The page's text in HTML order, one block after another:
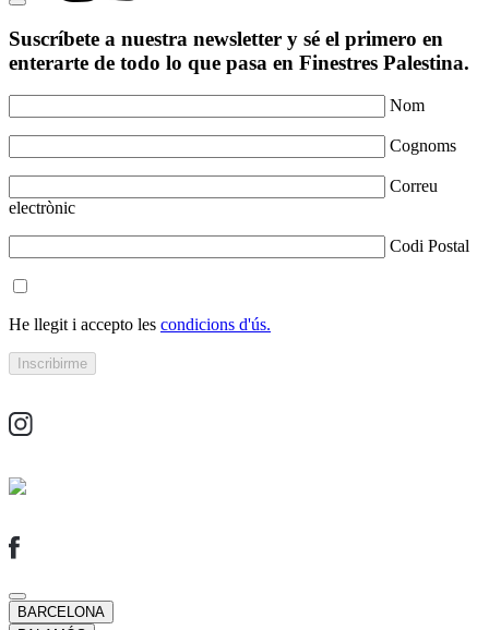
Suscríbete a nuestra newsletter y sé el primero en
enterarte de todo lo que pasa en Finestres Palestina.
Nom
Cognoms
Correu
electrònic
Codi Postal
He llegit i accepto les condicions d'ús.
BARCELONA